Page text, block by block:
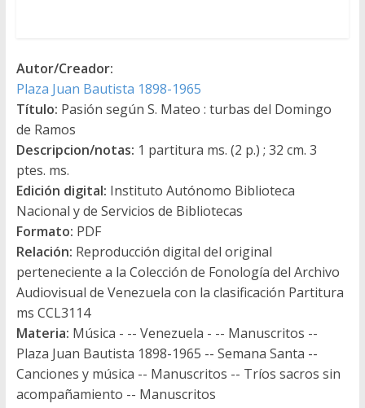
Autor/Creador:
Plaza Juan Bautista 1898-1965
Título: Pasión según S. Mateo : turbas del Domingo
de Ramos
Descripcion/notas: 1 partitura ms. (2 p.) ; 32 cm. 3
ptes. ms.
Edición digital: Instituto Autónomo Biblioteca
Nacional y de Servicios de Bibliotecas
Formato: PDF
Relación: Reproducción digital del original
perteneciente a la Colección de Fonología del Archivo
Audiovisual de Venezuela con la clasificación Partitura
ms CCL3114
Materia: Música - -- Venezuela - -- Manuscritos --
Plaza Juan Bautista 1898-1965 -- Semana Santa --
Canciones y música -- Manuscritos -- Tríos sacros sin
acompañamiento -- Manuscritos